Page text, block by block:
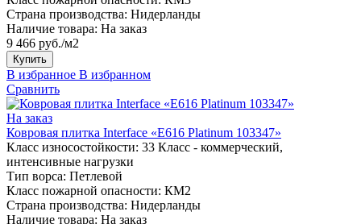
Страна производства: Нидерланды
Наличие товара: На заказ
9 466 руб./м2
Купить
В избранное В избранном
Сравнить
На заказ
Ковровая плитка Interface «E616 Platinum 103347»
Класс износостойкости: 33 Класс - коммерческий,
интенсивные нагрузки
Тип ворса: Петлевой
Класс пожарной опасности: КМ2
Страна производства: Нидерланды
Наличие товара: На заказ